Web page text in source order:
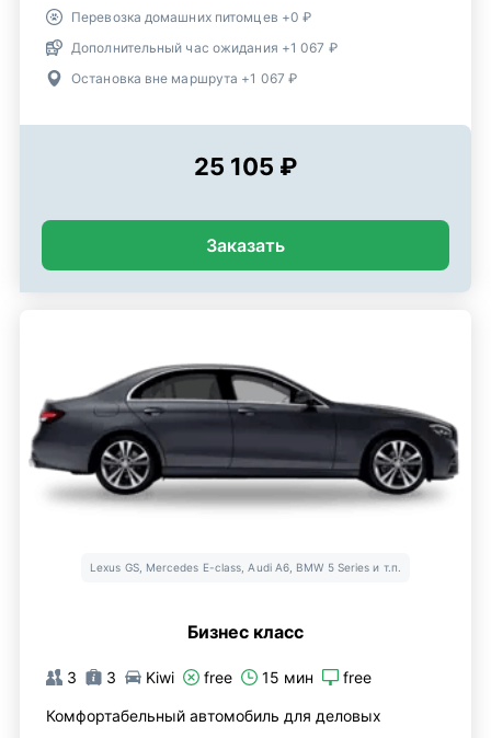
Перевозка домашних питомцев +0 ₽
Дополнительный час ожидания +1 067 ₽
Остановка вне маршрута +1 067 ₽
25 105 ₽
Заказать
Lexus GS, Mercedes E-class, Audi A6, BMW 5 Series и т.п.
Бизнес класс
3 3 Kiwi free 15 мин free
Комфортабельный автомобиль для деловых